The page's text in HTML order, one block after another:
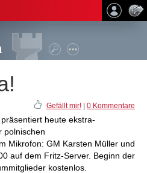
Gefällt mir! 0 Kommentare
heute ekstra-
polnischen
Mikrofon: GM Karsten Müller und
auf dem Fritz-Server. Beginn der
kostenlos.